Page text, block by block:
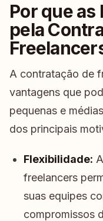
Por que as
pela
A contratação de
vantagens que
pequenas e
dos principais
Flexibilidade:
freelancers
suas equipes
compromissos